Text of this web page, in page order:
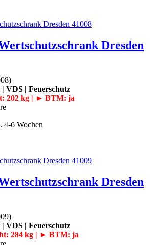
Dresden
)
VDS | Feuerschutz
202 kg | ► BTM: ja
4-6 Wochen
Dresden
)
VDS | Feuerschutz
284 kg | ► BTM: ja